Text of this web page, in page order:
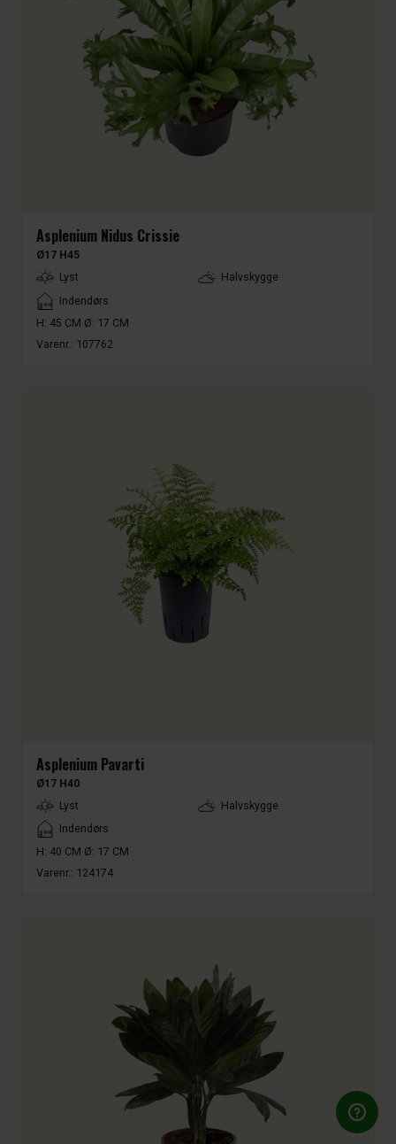
Asplenium Nidus Crissie
Ø17 H45
LightType
Lyst
Halvskygge
Placement
Indendørs
H: 45 CM Ø: 17 CM
Varenr.: 107762
Asplenium Pavarti
Ø17 H40
LightType
Lyst
Halvskygge
Placement
Indendørs
H: 40 CM Ø: 17 CM
Varenr.: 124174